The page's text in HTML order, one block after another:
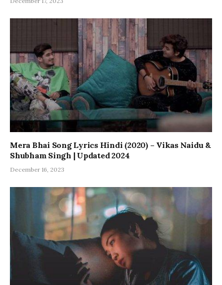
Mera Bhai Song Lyrics Hindi (2020) – Vikas Naidu &
Shubham Singh | Updated 2024
December 16, 2023